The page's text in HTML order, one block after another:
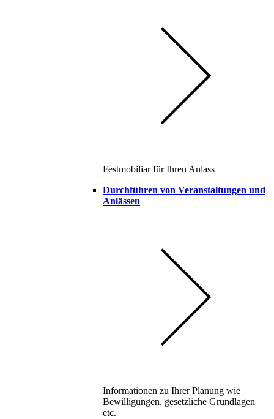
Festmobiliar für Ihren Anlass
Durchführen von Veranstaltungen und
Anlässen
Informationen zu Ihrer Planung wie
Bewilligungen, gesetzliche Grundlagen
etc.